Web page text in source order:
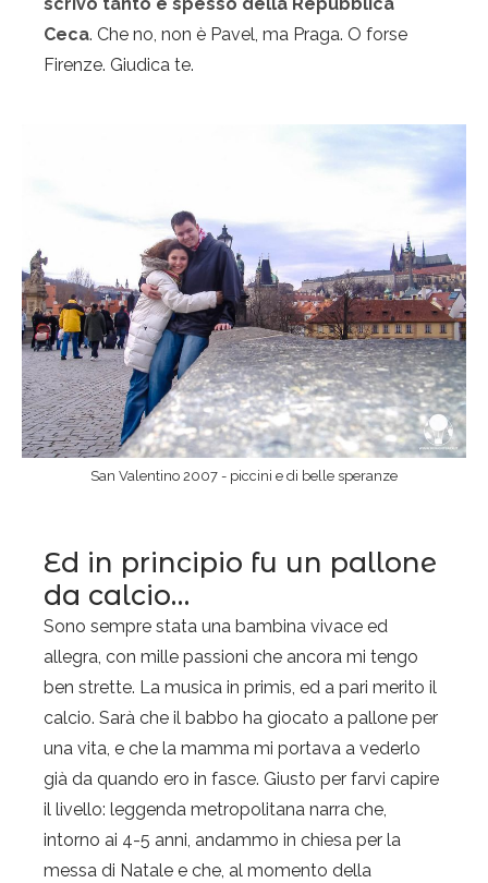
Ceca. Che no, non è Pavel, ma Praga. O forse
Firenze. Giudica te.
San Valentino 2007 - piccini e di belle speranze
Ed in principio fu un pallone
da calcio…
Sono sempre stata una bambina vivace ed
allegra, con mille passioni che ancora mi tengo
ben strette. La musica in primis, ed a pari merito il
calcio. Sarà che il babbo ha giocato a pallone per
una vita, e che la mamma mi portava a vederlo
già da quando ero in fasce. Giusto per farvi capire
il livello: leggenda metropolitana narra che,
intorno ai 4-5 anni, andammo in chiesa per la
messa di Natale e che, al momento della